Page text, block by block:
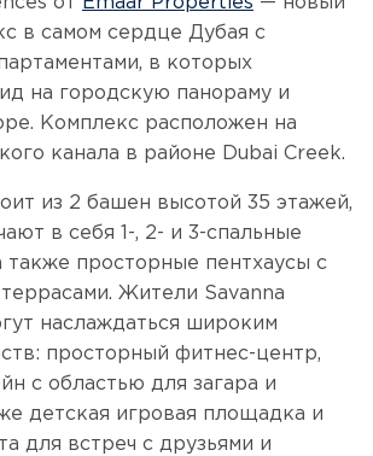
в самом сердце Дубая с
в которых
на городскую панораму и
Комплекс расположен на
канала в районе Dubai Creek.
из 2 башен высотой 35 этажей,
в себя 1-, 2- и 3-спальные
также просторные пентхаусы с
Жители Savanna
наслаждаться широким
просторный фитнес-центр,
с областью для загара и
детская игровая площадка и
для встреч с друзьями и